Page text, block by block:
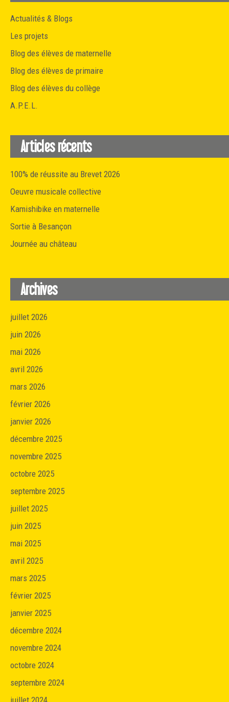
Actualités & Blogs
Les projets
Blog des élèves de maternelle
Blog des élèves de primaire
Blog des élèves du collège
A.P.E.L.
Articles récents
100% de réussite au Brevet 2026
Oeuvre musicale collective
Kamishibike en maternelle
Sortie à Besançon
Journée au château
Archives
juillet 2026
juin 2026
mai 2026
avril 2026
mars 2026
février 2026
janvier 2026
décembre 2025
novembre 2025
octobre 2025
septembre 2025
juillet 2025
juin 2025
mai 2025
avril 2025
mars 2025
février 2025
janvier 2025
décembre 2024
novembre 2024
octobre 2024
septembre 2024
juillet 2024